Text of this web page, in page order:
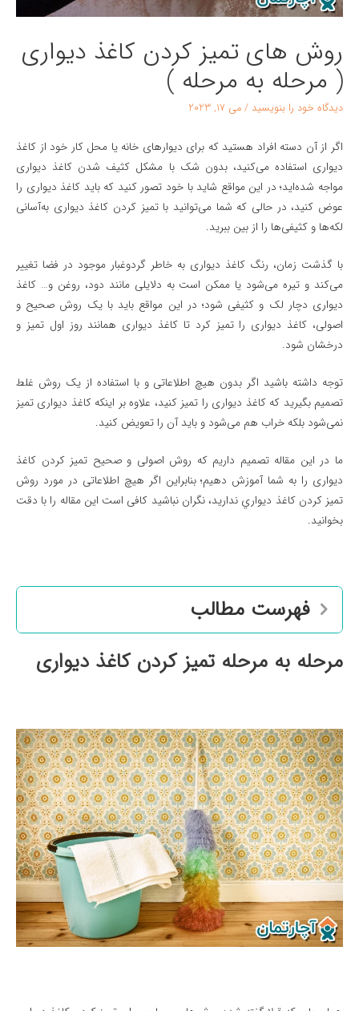
روش های تمیز کردن کاغذ دیواری
( مرحله به مرحله )
دیدگاه‌ خود را بنویسید / می 17, 2023
اگر از آن دسته افراد هستید که برای دیوارهای خانه یا محل کار خود از کاغذ
دیواری استفاده می‌کنید، بدون شک با مشکل کثیف شدن کاغذ دیواری
مواجه شده‌اید؛ در این مواقع شاید با خود تصور کنید که باید کاغذ دیواری را
عوض کنید، در حالی که شما می‌توانید با تمیز کردن کاغذ دیواری به‌آسانی
لکه‌ها و کثیفی‌ها را از بین ببرید.
با گذشت زمان، رنگ کاغذ دیواری به خاطر گردوغبار موجود در فضا تغییر
می‌کند و تیره می‌شود یا ممکن است به دلایلی مانند دود، روغن و… کاغذ
دیواری دچار لک و کثیفی شود؛ در این مواقع باید با یک روش صحیح و
اصولی، کاغذ دیواری را تمیز کرد تا کاغذ دیواری همانند روز اول تمیز و
درخشان شود.
توجه داشته باشید اگر بدون هیچ اطلاعاتی و با استفاده از یک روش غلط
تصمیم بگیرید که کاغذ دیواری را تمیز کنید، علاوه بر اینکه کاغذ دیواری تمیز
نمی‌شود بلکه خراب هم می‌شود و باید آن را تعویض کنید.
ما در این مقاله تصمیم داریم که روش اصولی و صحیح تمیز کردن کاغذ
دیواری را به شما آموزش دهیم؛ بنابراین اگر هیچ اطلاعاتی در مورد روش
تميز كردن كاغذ ديواري ندارید، نگران نباشید کافی است این مقاله را با دقت
بخوانید.
فهرست مطالب
مرحله به مرحله تمیز کردن کاغذ دیواری